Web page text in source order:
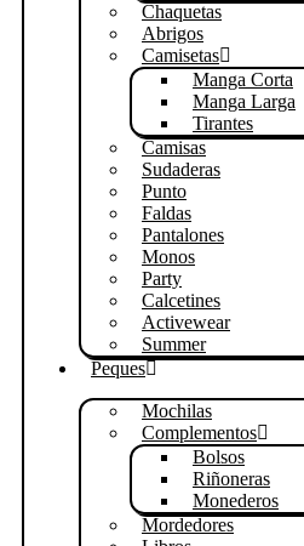
Chaquetas
Abrigos
Camisetas
Manga Corta
Manga Larga
Tirantes
Camisas
Sudaderas
Punto
Faldas
Pantalones
Monos
Party
Calcetines
Activewear
Summer
Peques
Mochilas
Complementos
Bolsos
Riñoneras
Monederos
Mordedores